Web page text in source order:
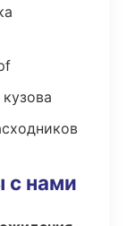
с нами